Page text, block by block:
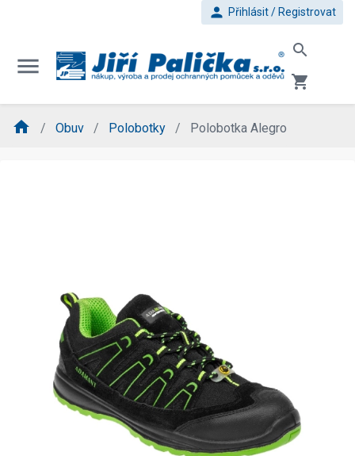
person Přihlásit / Registrovat
menu
search
shopping_cart
home Obuv Polobotky Polobotka Alegro